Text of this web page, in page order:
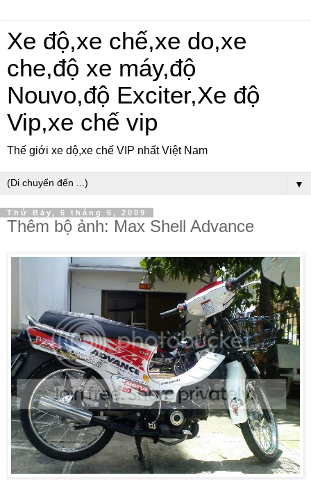
Xe độ,xe chế,xe do,xe
che,độ xe máy,độ
Nouvo,độ Exciter,Xe độ
Vip,xe chế vip
Thế giới xe dộ,xe chế VIP nhất Việt Nam
▼
Thứ Bảy, 6 tháng 6, 2009
Thêm bộ ảnh: Max Shell Advance